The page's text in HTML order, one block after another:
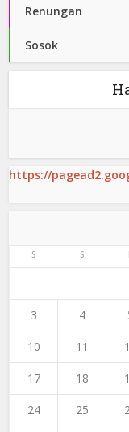
Renungan
Sosok
https://
S S
3 4
10 11
17 18
24 25